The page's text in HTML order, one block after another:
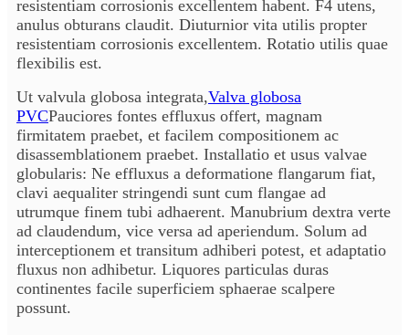
resistentiam corrosionis excellentem habent. F4 utens,
anulus obturans claudit. Diuturnior vita utilis propter
resistentiam corrosionis excellentem. Rotatio utilis quae
flexibilis est.
Ut valvula globosa integrata,Valva globosa
PVCPauciores fontes effluxus offert, magnam
firmitatem praebet, et facilem compositionem ac
disassemblationem praebet. Installatio et usus valvae
globularis: Ne effluxus a deformatione flangarum fiat,
clavi aequaliter stringendi sunt cum flangae ad
utrumque finem tubi adhaerent. Manubrium dextra verte
ad claudendum, vice versa ad aperiendum. Solum ad
interceptionem et transitum adhiberi potest, et adaptatio
fluxus non adhibetur. Liquores particulas duras
continentes facile superficiem sphaerae scalpere
possunt.